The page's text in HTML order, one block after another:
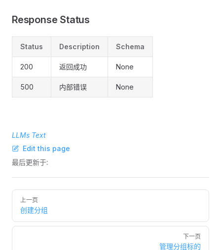
Response Status
Status Description Schema
200 返回成功 None
500 内部错误 None
LLMs Text
Edit this page
最后更新于:
Pager
上一页
创建分组
下一页
管理分组标的